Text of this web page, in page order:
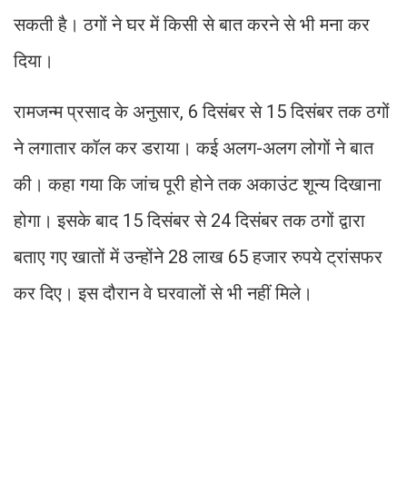
सकती है। ठगों ने घर में किसी से बात करने से भी मना कर
दिया।
रामजन्म प्रसाद के अनुसार, 6 दिसंबर से 15 दिसंबर तक ठगों
ने लगातार कॉल कर डराया। कई अलग-अलग लोगों ने बात
की। कहा गया कि जांच पूरी होने तक अकाउंट शून्य दिखाना
होगा। इसके बाद 15 दिसंबर से 24 दिसंबर तक ठगों द्वारा
बताए गए खातों में उन्होंने 28 लाख 65 हजार रुपये ट्रांसफर
कर दिए। इस दौरान वे घरवालों से भी नहीं मिले।